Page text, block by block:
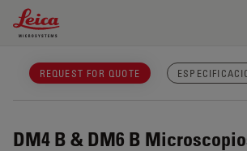
Leica Microsystems Logo
REQUEST FOR QUOTE
DM4 B & DM6 B